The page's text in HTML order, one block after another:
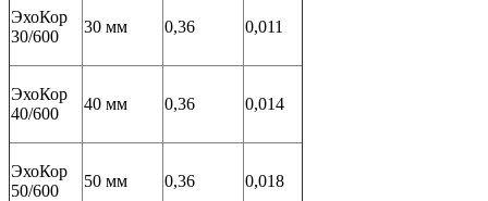
ЭхоКор
30/600
30 мм 0,36 0,011
ЭхоКор
40/600
40 мм 0,36 0,014
ЭхоКор
50/600
50 мм 0,36 0,018